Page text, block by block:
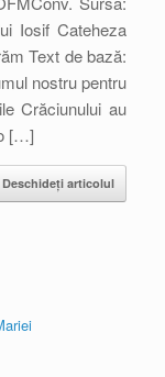
Iosif Cateheza
Text de bază:
nostru pentru
Crăciunului au
[…]
Deschideți articolul